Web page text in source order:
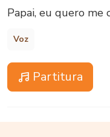
Papai, eu quero me
Voz
Partitura